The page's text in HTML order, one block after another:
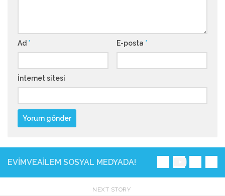
Ad * E-posta *
İnternet sitesi
EVIMVEAILEM SOSYAL MEDYADA!
NEXT STORY